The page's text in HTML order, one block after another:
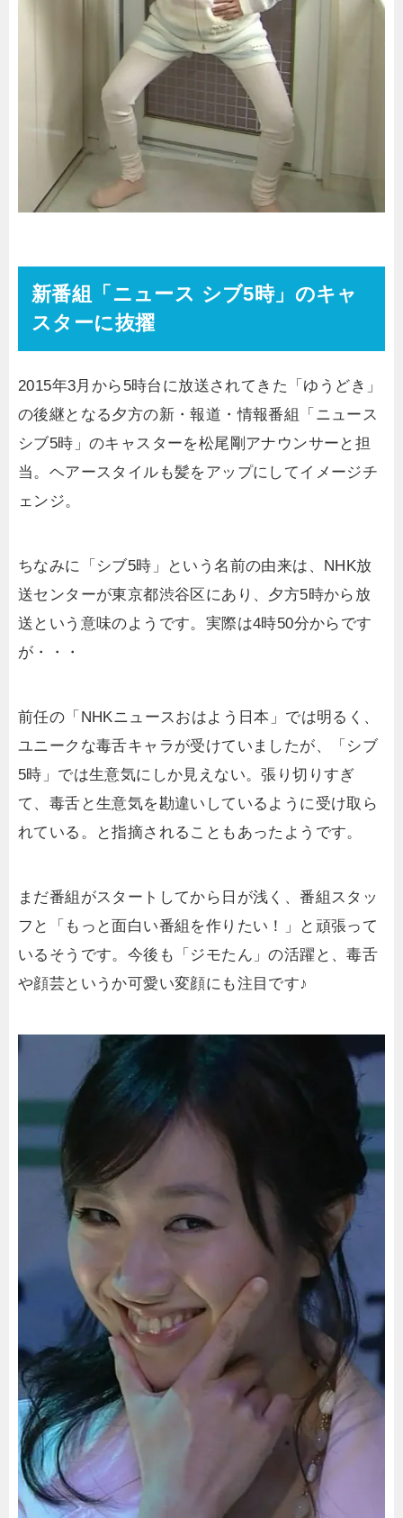
新番組「ニュース シブ5時」のキャ
スターに抜擢
2015年3月から5時台に放送されてきた「ゆうどき」
の後継となる夕方の新・報道・情報番組「ニュース
シブ5時」のキャスターを松尾剛アナウンサーと担
当。ヘアースタイルも髪をアップにしてイメージチ
ェンジ。
ちなみに「シブ5時」という名前の由来は、NHK放
送センターが東京都渋谷区にあり、夕方5時から放
送という意味のようです。実際は4時50分からです
が・・・
前任の「NHKニュースおはよう日本」では明るく、
ユニークな毒舌キャラが受けていましたが、「シブ
5時」では生意気にしか見えない。張り切りすぎ
て、毒舌と生意気を勘違いしているように受け取ら
れている。と指摘されることもあったようです。
まだ番組がスタートしてから日が浅く、番組スタッ
フと「もっと面白い番組を作りたい！」と頑張って
いるそうです。今後も「ジモたん」の活躍と、毒舌
や顔芸というか可愛い変顔にも注目です♪